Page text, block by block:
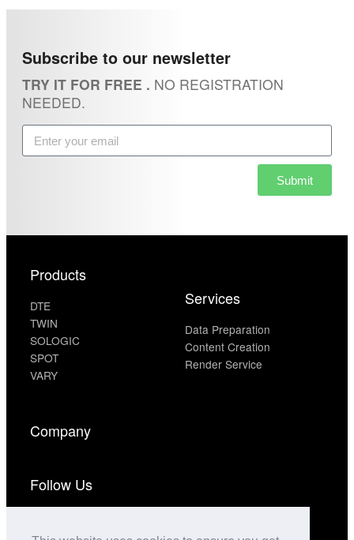
Subscribe to our newsletter
TRY IT FOR FREE . NO REGISTRATION
NEEDED.
Submit
Products
DTE
TWIN
SOLOGIC
SPOT
VARY
Services
Data Preparation
Content Creation
Render Service
Company
Follow Us